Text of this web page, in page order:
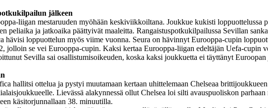
jälkeen
liigan mestaruuden myöhään keskiviikkoiltana. Joukkue kukisti
peliaika ja jatkoaika päättyivät maaleitta. Rangaistuspotkukilpailussa Sevillan
hävisi loppuottelun myös viime vuonna. Seura on hävinnyt Eurooppa-cupin
jolloin se vei Eurooppa-cupin. Kaksi kertaa Eurooppa-liigan edeltäjän Uefa-cupin
Sevilla sai osallistumisoikeuden, koska kaksi joukkuetta ei täyttänyt
hallitsi ottelua ja pystyi muutamaan kertaan uhittelemaan Chelseaa
Lievässä alakynnessä ollut Chelsea loi silti avauspuoliskon
käsitorjunnallaan 38. minuutilla.